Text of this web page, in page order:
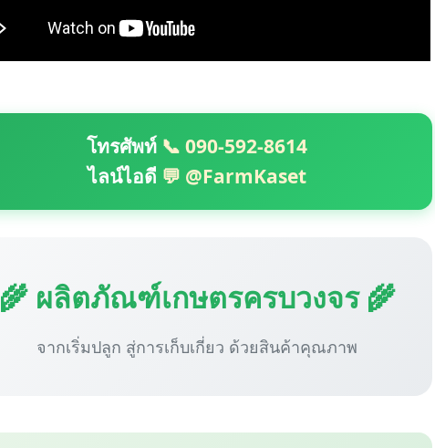
โทรศัพท์ 📞 090-592-8614
ไลน์ไอดี 💬 @FarmKaset
🌾 ผลิตภัณฑ์เกษตรครบวงจร 🌾
จากเริ่มปลูก สู่การเก็บเกี่ยว ด้วยสินค้าคุณภาพ